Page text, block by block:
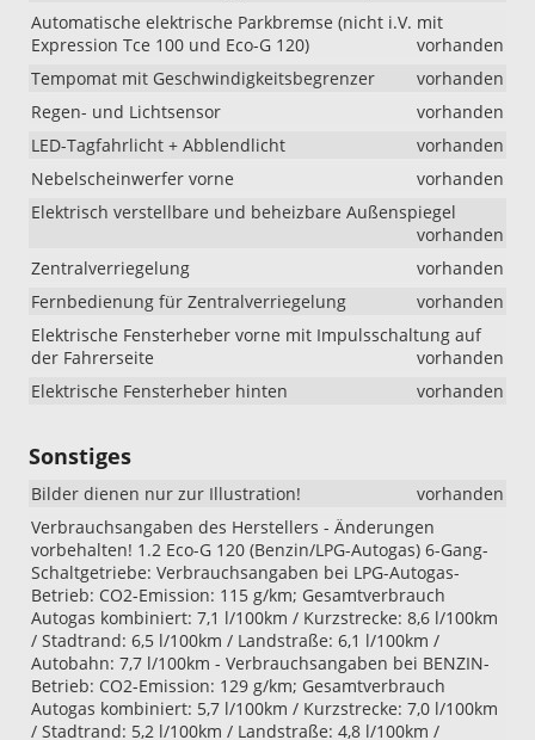
Automatische elektrische Parkbremse (nicht i.V. mit
Expression Tce 100 und Eco-G 120)
vorhanden
Tempomat mit Geschwindigkeitsbegrenzer
vorhanden
Regen- und Lichtsensor
vorhanden
LED-Tagfahrlicht + Abblendlicht
vorhanden
Nebelscheinwerfer vorne
vorhanden
Elektrisch verstellbare und beheizbare Außenspiegel
vorhanden
Zentralverriegelung
vorhanden
Fernbedienung für Zentralverriegelung
vorhanden
Elektrische Fensterheber vorne mit Impulsschaltung auf
der Fahrerseite
vorhanden
Elektrische Fensterheber hinten
vorhanden
Sonstiges
Bilder dienen nur zur Illustration!
vorhanden
Verbrauchsangaben des Herstellers - Änderungen
vorbehalten! 1.2 Eco-G 120 (Benzin/LPG-Autogas) 6-Gang-
Schaltgetriebe: Verbrauchsangaben bei LPG-Autogas-
Betrieb: CO2-Emission: 115 g/km; Gesamtverbrauch
Autogas kombiniert: 7,1 l/100km / Kurzstrecke: 8,6 l/100km
/ Stadtrand: 6,5 l/100km / Landstraße: 6,1 l/100km /
Autobahn: 7,7 l/100km - Verbrauchsangaben bei BENZIN-
Betrieb: CO2-Emission: 129 g/km; Gesamtverbrauch
Autogas kombiniert: 5,7 l/100km / Kurzstrecke: 7,0 l/100km
/ Stadtrand: 5,2 l/100km / Landstraße: 4,8 l/100km /